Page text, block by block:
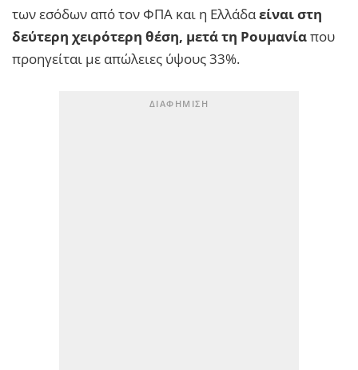
των εσόδων από τον ΦΠΑ και η Ελλάδαείναι στη
δεύτερη χειρότερη θέση, μετά τη Ρουμανίαπου
προηγείται με απώλειες ύψους 33%.